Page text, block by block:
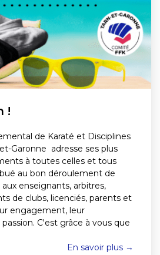
!
de Karaté et Disciplines
Garonne adresse ses plus
à toutes celles et tous
au bon déroulement de
enseignants, arbitres,
de clubs, licenciés, parents et
engagement, leur
C'est grâce à vous que
En savoir plus →